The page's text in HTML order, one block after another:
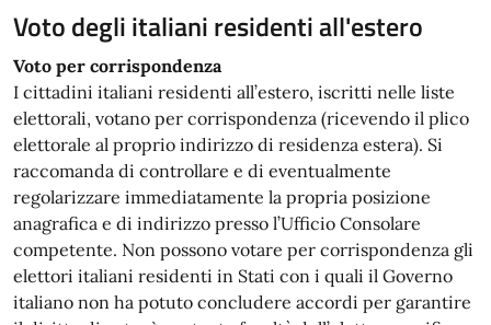
Voto degli italiani residenti all'estero
Voto per corrispondenza
I cittadini italiani residenti all’estero, iscritti nelle liste
elettorali, votano per corrispondenza (ricevendo il plico
elettorale al proprio indirizzo di residenza estera). Si
raccomanda di controllare e di eventualmente
regolarizzare immediatamente la propria posizione
anagrafica e di indirizzo presso l’Ufficio Consolare
competente. Non possono votare per corrispondenza gli
elettori italiani residenti in Stati con i quali il Governo
italiano non ha potuto concludere accordi per garantire